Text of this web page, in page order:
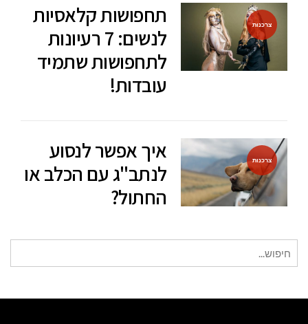
צרכנות
תחפושות קלאסיות
לנשים: 7 רעיונות
לתחפושות שתמיד
עובדות!
צרכנות
איך אפשר לנסוע
לנתב"ג עם הכלב או
החתול?
עבור: